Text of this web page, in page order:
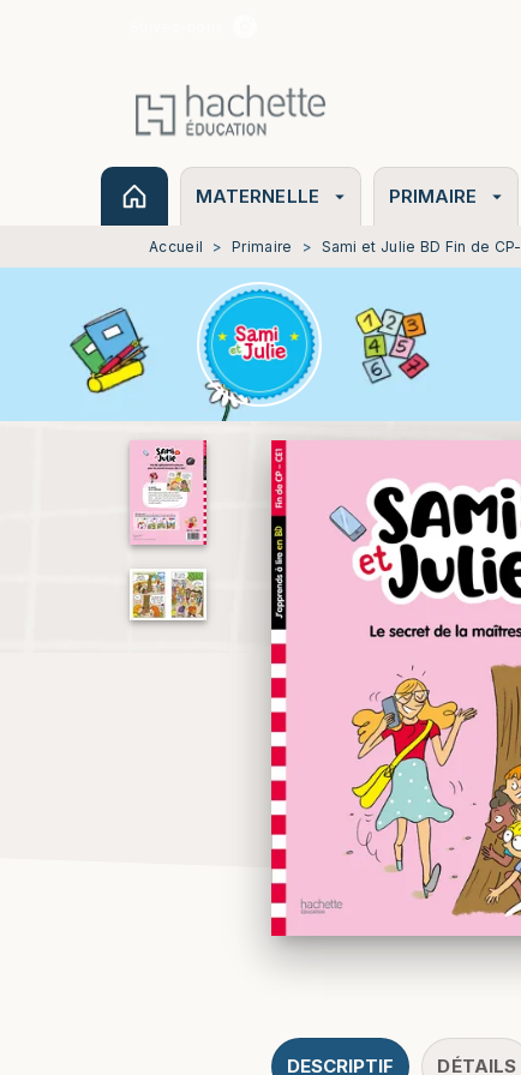
MATERNELLE arrow_drop_down PRIMAIRE arrow_drop_down
Accueil > Primaire > Sami et Julie BD Fin de
DESCRIPTIF DÉTAILS